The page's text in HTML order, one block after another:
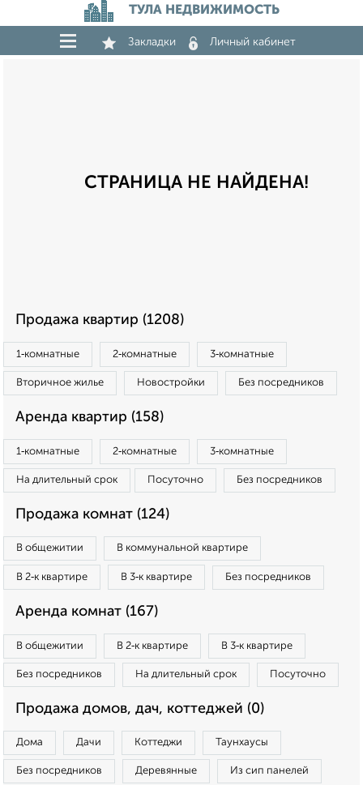
ТУЛА НЕДВИЖИМОСТЬ
Закладки Личный кабинет
СТРАНИЦА НЕ НАЙДЕНА!
Продажа квартир (1208)
1‑комнатные 2‑комнатные 3‑комнатные
Вторичное жилье Новостройки Без посредников
Аренда квартир (158)
1‑комнатные 2‑комнатные 3‑комнатные
На длительный срок Посуточно Без посредников
Продажа комнат (124)
В общежитии В коммунальной квартире
В 2‑к квартире В 3‑к квартире Без посредников
Аренда комнат (167)
В общежитии В 2‑к квартире В 3‑к квартире
Без посредников На длительный срок Посуточно
Продажа домов, дач, коттеджей (0)
Дома Дачи Коттеджи Таунхаусы
Без посредников Деревянные Из сип панелей